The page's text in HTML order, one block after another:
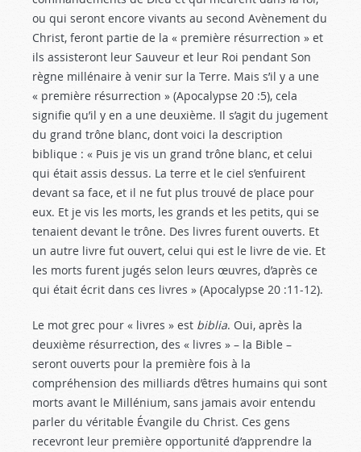
ou qui seront encore vivants au second Avènement du
Christ, feront partie de la « première résurrection » et
ils assisteront leur Sauveur et leur Roi pendant Son
règne millénaire à venir sur la Terre. Mais s’il y a une
« première résurrection » (Apocalypse 20 :5), cela
signifie qu’il y en a une deuxième. Il s’agit du jugement
du grand trône blanc, dont voici la description
biblique : « Puis je vis un grand trône blanc, et celui
qui était assis dessus. La terre et le ciel s’enfuirent
devant sa face, et il ne fut plus trouvé de place pour
eux. Et je vis les morts, les grands et les petits, qui se
tenaient devant le trône. Des livres furent ouverts. Et
un autre livre fut ouvert, celui qui est le livre de vie. Et
les morts furent jugés selon leurs œuvres, d’après ce
qui était écrit dans ces livres » (Apocalypse 20 :11-12).
Le mot grec pour « livres » est biblia. Oui, après la
deuxième résurrection, des « livres » – la Bible –
seront ouverts pour la première fois à la
compréhension des milliards d’êtres humains qui sont
morts avant le Millénium, sans jamais avoir entendu
parler du véritable Évangile du Christ. Ces gens
recevront leur première opportunité d’apprendre la